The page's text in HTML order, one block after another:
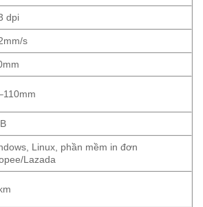
dpi
s
Linux, phần mềm in đơn
Lazada